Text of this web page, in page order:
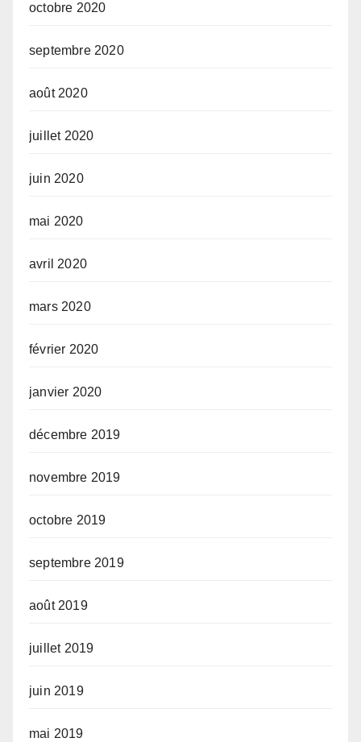
octobre 2020
septembre 2020
août 2020
juillet 2020
juin 2020
mai 2020
avril 2020
mars 2020
février 2020
janvier 2020
décembre 2019
novembre 2019
octobre 2019
septembre 2019
août 2019
juillet 2019
juin 2019
mai 2019